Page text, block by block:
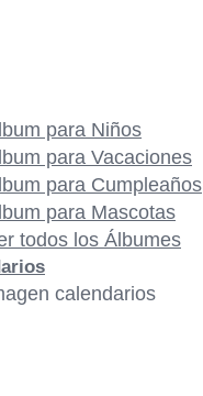
para Niños
para Vacaciones
para Cumpleaños
para Mascotas
todos los Álbumes
calendarios